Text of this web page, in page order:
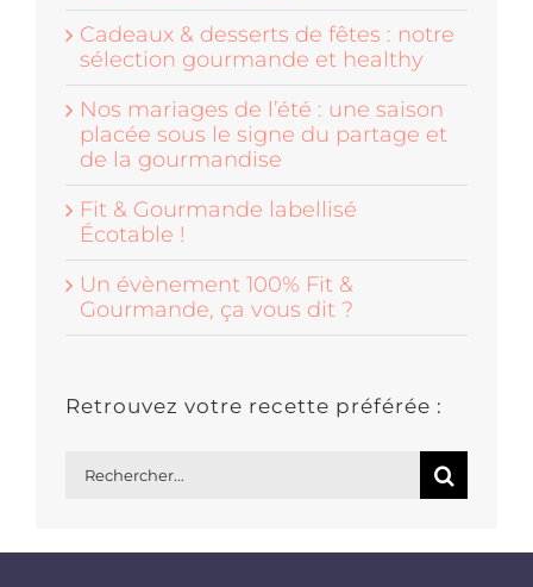
Cadeaux & desserts de fêtes : notre
sélection gourmande et healthy
Nos mariages de l’été : une saison
placée sous le signe du partage et
de la gourmandise
Fit & Gourmande labellisé
Écotable !
Un évènement 100% Fit &
Gourmande, ça vous dit ?
Retrouvez votre recette préférée :